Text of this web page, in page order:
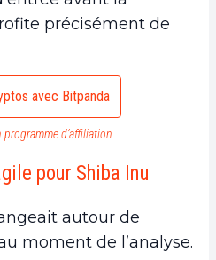
précisément de
avec Bitpanda
d’affiliation
pour Shiba Inu
autour de
moment de l’analyse.